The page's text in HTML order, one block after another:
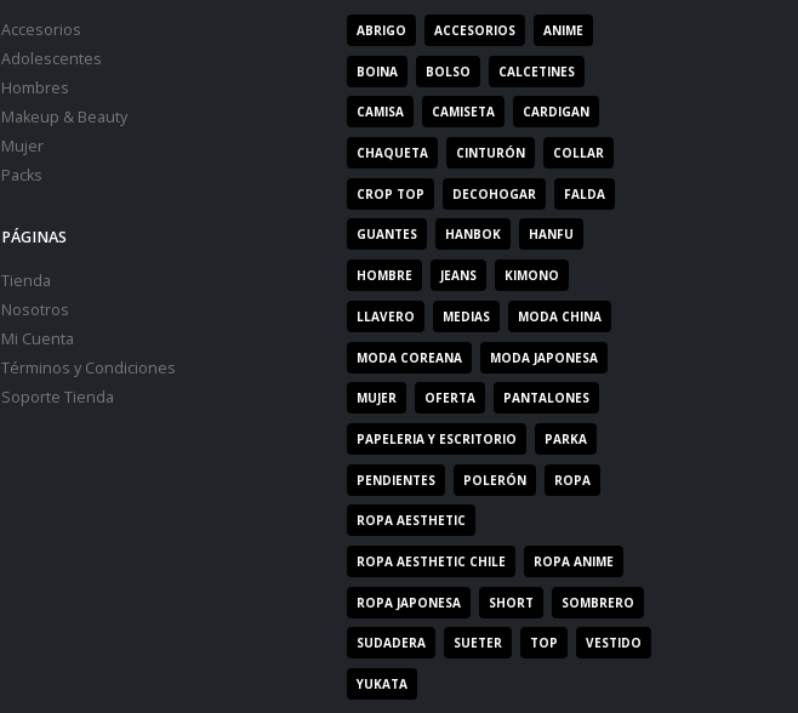
Accesorios
Adolescentes
Hombres
Makeup & Beauty
Mujer
Packs
PÁGINAS
Tienda
Nosotros
Mi Cuenta
Términos y Condiciones
Soporte Tienda
ABRIGO ACCESORIOS ANIME
BOINA BOLSO CALCETINES
CAMISA CAMISETA CARDIGAN
CHAQUETA CINTURÓN COLLAR
CROP TOP DECOHOGAR FALDA
GUANTES HANBOK HANFU
HOMBRE JEANS KIMONO
LLAVERO MEDIAS MODA CHINA
MODA COREANA MODA JAPONESA
MUJER OFERTA PANTALONES
PAPELERIA Y ESCRITORIO PARKA
PENDIENTES POLERÓN ROPA
ROPA AESTHETIC
ROPA AESTHETIC CHILE ROPA ANIME
ROPA JAPONESA SHORT SOMBRERO
SUDADERA SUETER TOP VESTIDO
YUKATA